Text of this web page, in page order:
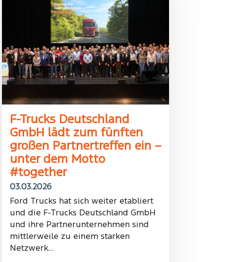
F-Trucks Deutschland
GmbH lädt zum fünften
großen Partnertreffen ein –
unter dem Motto
#together
03.03.2026
Ford Trucks hat sich weiter etabliert
und die F-Trucks Deutschland GmbH
und ihre Partnerunternehmen sind
mittlerweile zu einem starken
Netzwerk…